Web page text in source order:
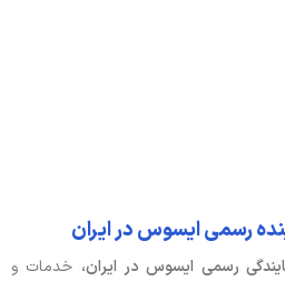
رسمی ایسوس در ایران
رسمی ایسوس در ایران، خدمات و